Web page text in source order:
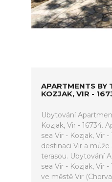
APARTMENTS BY
KOZJAK, VIR -
Ubytování
Kozjak, Vir - 16734.
sea Vir - Kozjak, Vir
destinaci Vir a
terasou. Ubytování
sea Vir - Kozjak, Vir
ve městě Vir